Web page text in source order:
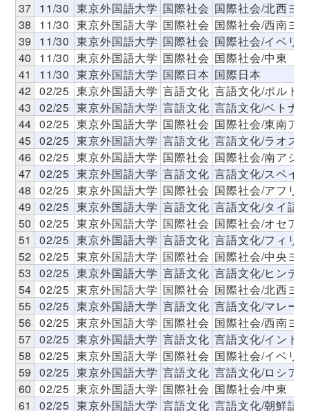
37 11/30 東京外国語大学 国際社会 国際社会/北西ヨ
38
11/30 東京外国語大学 国際社会 国際社会/西南ヨ
39
11/30 東京外国語大学 国際社会 国際社会/イベリ
40
11/30 東京外国語大学 国際社会 国際社会/中東
41
11/30 東京外国語大学 国際日本 国際日本
42 02/25 東京外国語大学 言語文化 言語文化/ポルト
43 02/25 東京外国語大学 言語文化 言語文化/ベトナ
44 02/25 東京外国語大学 国際社会 国際社会/東南ア
45 02/25 東京外国語大学 言語文化 言語文化/ラオス
46 02/25 東京外国語大学 国際社会 国際社会/南アジ
47 02/25 東京外国語大学 言語文化 言語文化/スペイ
48 02/25 東京外国語大学 国際社会 国際社会/アフリ
49 02/25 東京外国語大学 言語文化 言語文化/タイ語
50 02/25 東京外国語大学 国際社会 国際社会/オセア
51
02/25 東京外国語大学 言語文化 言語文化/フィリ
52 02/25 東京外国語大学 国際社会 国際社会/中央ヨ
53 02/25 東京外国語大学 言語文化 言語文化/ヒンデ
54 02/25 東京外国語大学 国際社会 国際社会/北西ヨ
55 02/25 東京外国語大学 言語文化 言語文化/マレー
56 02/25 東京外国語大学 国際社会 国際社会/西南ヨ
57 02/25 東京外国語大学 言語文化 言語文化/インド
58 02/25 東京外国語大学 国際社会 国際社会/イベリ
59 02/25 東京外国語大学 言語文化 言語文化/ロシア
60 02/25 東京外国語大学 国際社会 国際社会/中東
61
02/25 東京外国語大学 言語文化 言語文化/朝鮮語